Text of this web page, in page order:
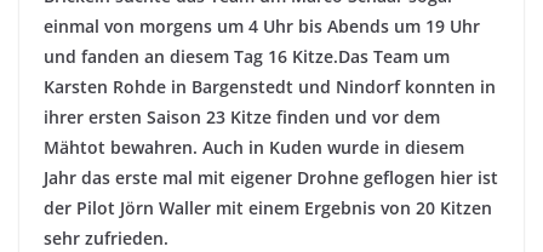
einmal von morgens um 4 Uhr bis Abends um 19 Uhr
und fanden an diesem Tag 16 Kitze.Das Team um
Karsten Rohde in Bargenstedt und Nindorf konnten in
ihrer ersten Saison 23 Kitze finden und vor dem
Mähtot bewahren. Auch in Kuden wurde in diesem
Jahr das erste mal mit eigener Drohne geflogen hier ist
der Pilot Jörn Waller mit einem Ergebnis von 20 Kitzen
sehr zufrieden.